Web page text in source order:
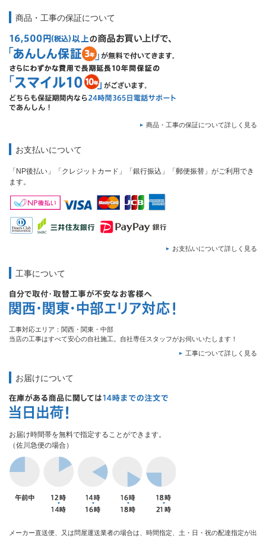
商品・工事の保証について
商品・工事の保証について詳しく見る
お支払いについて
「NP後払い」「クレジットカード」「銀行振込」「郵便振替」がご利用でき
ます。
お支払いについて詳しく見る
工事について
工事対応エリア：関西・関東・中部
当店の工事はすべて安心の自社施工。自社専任スタッフがお伺いいたします！
工事について詳しく見る
お届けについて
お届け時間帯を無料で指定することができます。
（佐川急便の場合）
メーカー直送便、又は問屋運送業者の場合は、時間指定、土・日・祝の配達指定が出